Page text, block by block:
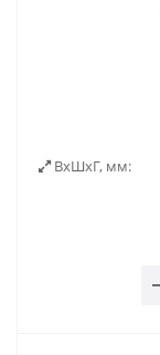
ВxШxГ, мм: